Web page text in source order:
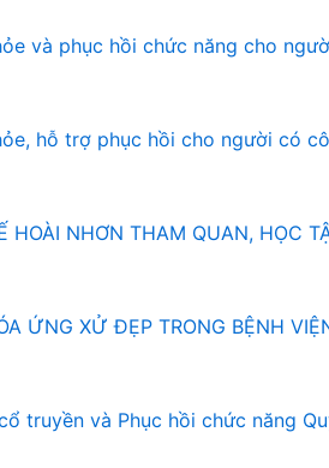
và phục hồi chức năng cho
hỗ trợ phục hồi cho người có
HOÀI NHƠN THAM QUAN, HỌC
ỨNG XỬ ĐẸP TRONG BỆNH
truyền và Phục hồi chức năng